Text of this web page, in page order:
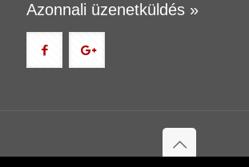
Azonnali üzenetküldés »